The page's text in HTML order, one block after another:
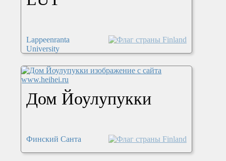
Lappeenranta
University
Дом Йоулупукки
Финский Санта